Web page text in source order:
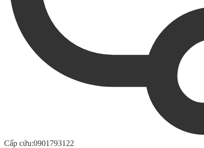
Cấp cứu:0901793122